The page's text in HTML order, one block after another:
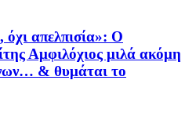
όχι απελπισία»: Ο
Αμφιλόχιος μιλά ακόμη
& θυμάται το